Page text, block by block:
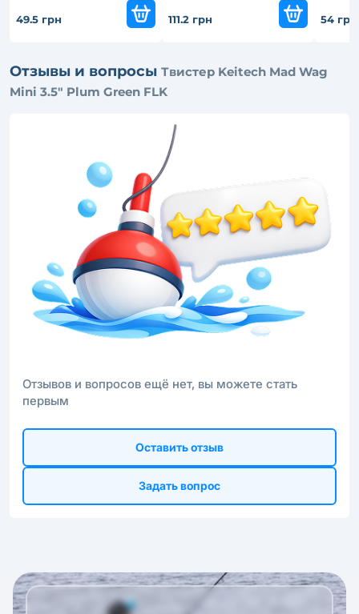
49.5 грн 111.2 грн 54 грн
Отзывы и вопросы Твистер Keitech Mad Wag
Mini 3.5" Plum Green FLK
Отзывов и вопросов ещё нет, вы можете стать
первым
Оставить отзыв
Задать вопрос